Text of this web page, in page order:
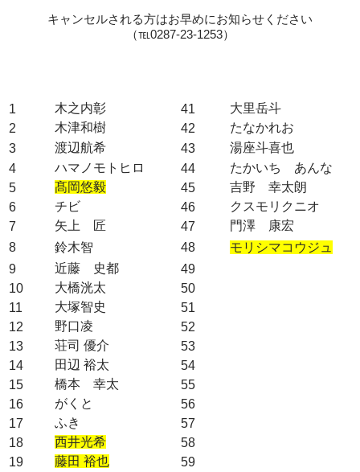
キャンセルされる方はお早めにお知らせください
（℡0287-23-1253）
1 木之内彰 41
大里岳斗
2
木津和樹 42
たなかれお
3
渡辺航希 43
湯座斗喜也
4
ハマノモトヒロ 44
たかいち あんな
5
髙岡悠毅 45
吉野 幸太朗
6
チビ 46
クスモリクニオ
7
矢上 匠 47
門澤 康宏
8
鈴木智 48
モリシマコウジュ
9
近藤 史都
49
10
大橋洸太
50
11
大塚智史
51
12
野口凌
52
13
荘司 優介
53
14
田辺 裕太
54
15
橋本 幸太
55
16
がくと
56
17
ふき
57
18
西井光希
58
19
藤田 裕也
59